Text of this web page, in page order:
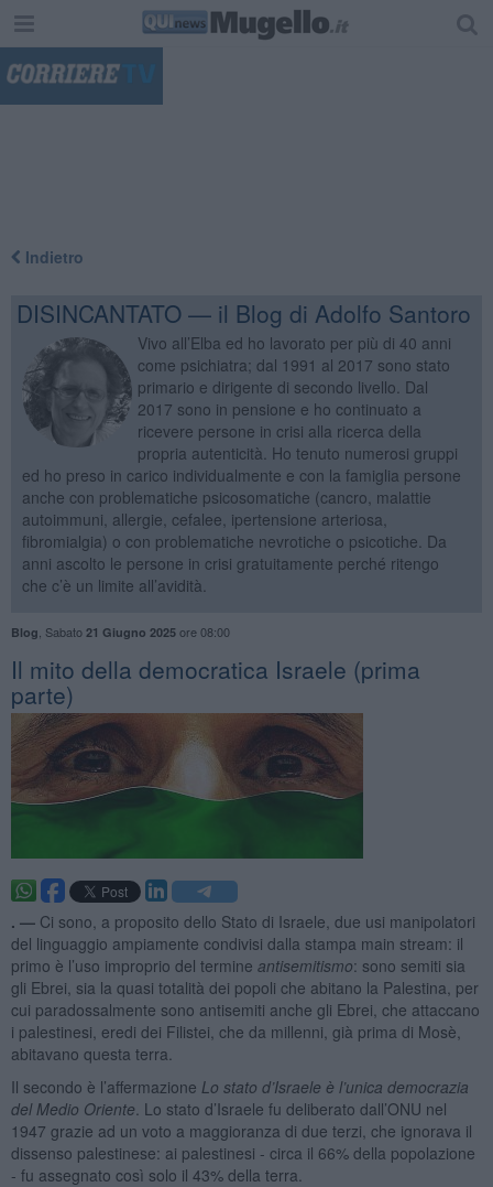
Indietro
DISINCANTATO — il Blog di Adolfo Santoro
Vivo all’Elba ed ho lavorato per più di 40 anni
come psichiatra; dal 1991 al 2017 sono stato
primario e dirigente di secondo livello. Dal
2017 sono in pensione e ho continuato a
ricevere persone in crisi alla ricerca della
propria autenticità. Ho tenuto numerosi gruppi
ed ho preso in carico individualmente e con la famiglia persone
anche con problematiche psicosomatiche (cancro, malattie
autoimmuni, allergie, cefalee, ipertensione arteriosa,
fibromialgia) o con problematiche nevrotiche o psicotiche. Da
anni ascolto le persone in crisi gratuitamente perché ritengo
che c’è un limite all’avidità.
Blog Sabato 21 Giugno 2025ore 08:00
Il mito della democratica Israele (prima
parte)
. — Ci sono, a proposito dello Stato di Israele, due usi manipolatori
del linguaggio ampiamente condivisi dalla stampa main stream: il
primo è l’uso improprio del termine antisemitismo: sono semiti sia
gli Ebrei, sia la quasi totalità dei popoli che abitano la Palestina, per
cui paradossalmente sono antisemiti anche gli Ebrei, che attaccano
i palestinesi, eredi dei Filistei, che da millenni, già prima di Mosè,
abitavano questa terra.
Il secondo è l’affermazione Lo stato d’Israele è l’unica democrazia
del Medio Oriente . Lo stato d’Israele fu deliberato dall’ONU nel
1947 grazie ad un voto a maggioranza di due terzi, che ignorava il
dissenso palestinese: ai palestinesi - circa il 66% della popolazione
- fu assegnato così solo il 43% della terra.